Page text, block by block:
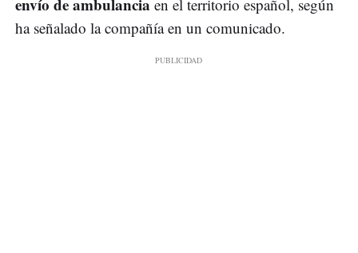
envío de ambulancia en el territorio español, según
ha señalado la compañía en un comunicado.